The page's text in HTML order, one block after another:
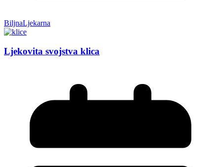
BiljnaLjekarna
Ljekovita svojstva klica